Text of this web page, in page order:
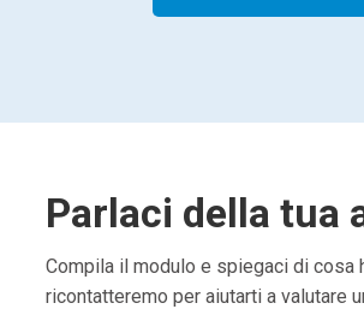
Parlaci della tua
Compila il modulo e spiegaci di cosa
ricontatteremo per aiutarti a valutare